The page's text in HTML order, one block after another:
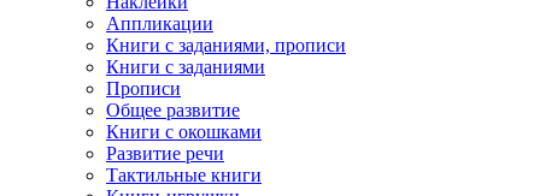
Аппликации
Книги с заданиями, прописи
Книги с заданиями
Прописи
Общее развитие
Книги с окошками
Развитие речи
Тактильные книги